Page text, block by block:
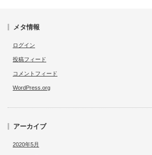
メタ情報
ログイン
投稿フィード
コメントフィード
WordPress.org
アーカイブ
2020年5月